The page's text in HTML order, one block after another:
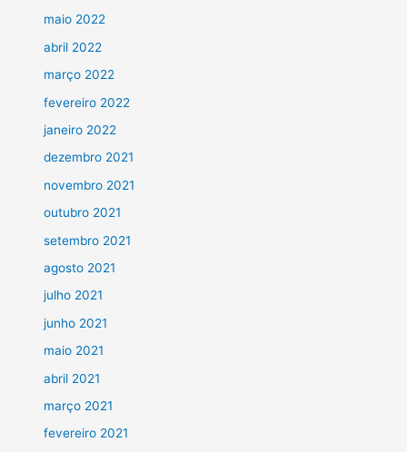
maio 2022
abril 2022
março 2022
fevereiro 2022
janeiro 2022
dezembro 2021
novembro 2021
outubro 2021
setembro 2021
agosto 2021
julho 2021
junho 2021
maio 2021
abril 2021
março 2021
fevereiro 2021